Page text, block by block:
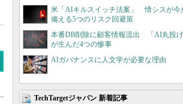
米「AIキルスイッチ法案」 情シスが今
備える5つのリスク回避策
本番DB削除に顧客情報流出 「AI丸投げ
が生んだ4つの惨事
AIガバナンスに人文学が必要な理由
TechTargetジャパン 新着記事